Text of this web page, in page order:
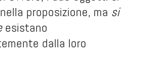
proposizione, ma si
esistano
dalla loro